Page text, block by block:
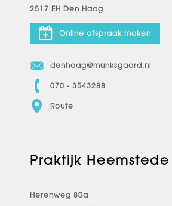
2517 EH Den Haag
Online afspraak maken
denhaag@munksgaard.nl
070 - 3543288
Route
Praktijk Heemstede
Herenweg 80a